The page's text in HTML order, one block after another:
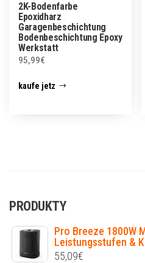
2K-Bodenfarbe
Epoxidharz
Garagenbeschichtung
Bodenbeschichtung Epoxy
Werkstatt
95,99€
kaufe jetz
PRODUKTY
Pro Breeze 1800W
Leistungsstufen &
55,09€